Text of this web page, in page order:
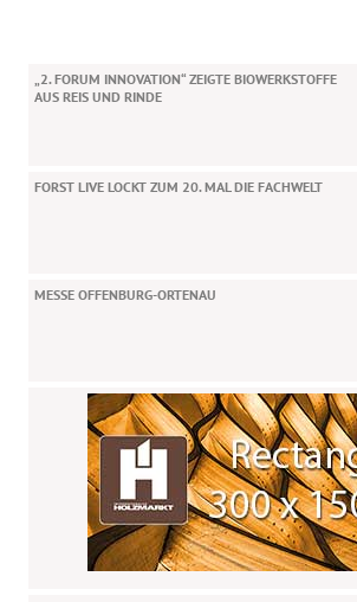
„2. FORUM INNOVATION“ ZEIGTE BIOWERKSTOFFE
AUS REIS UND RINDE
FORST LIVE LOCKT ZUM 20. MAL DIE FACHWELT
MESSE OFFENBURG-ORTENAU